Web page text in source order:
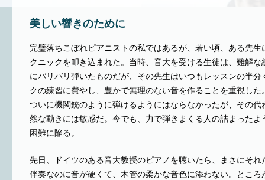
美しい響きのために
完璧落ちこぼれピアニストの私ではあるが、若い頃、ある先生
クニックを叩き込まれた。当時、音大を受ける生徒は、難解な
にバリバリ弾いたものだが、その先生はいつもレッスンの半分
クの練習に費やし、豊かで無理のない音を作ることを重視した
ついに機関銃のように弾けるようにはならなかったが、その代
然な動きには敏感だ。今でも、力で弾きまくる人の詰まったよ
困難に陥る。
先日、ドイツのある音大教授のピアノを聴いたら、まさにそれ
伴奏なのに音が硬くて、木管の柔かな音色に添わない。ところ